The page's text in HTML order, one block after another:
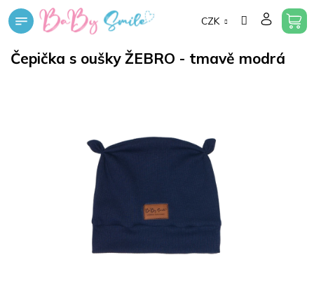
Přejít
na
CZK
Čepička s oušky ŽEBRO - tmavě modrá